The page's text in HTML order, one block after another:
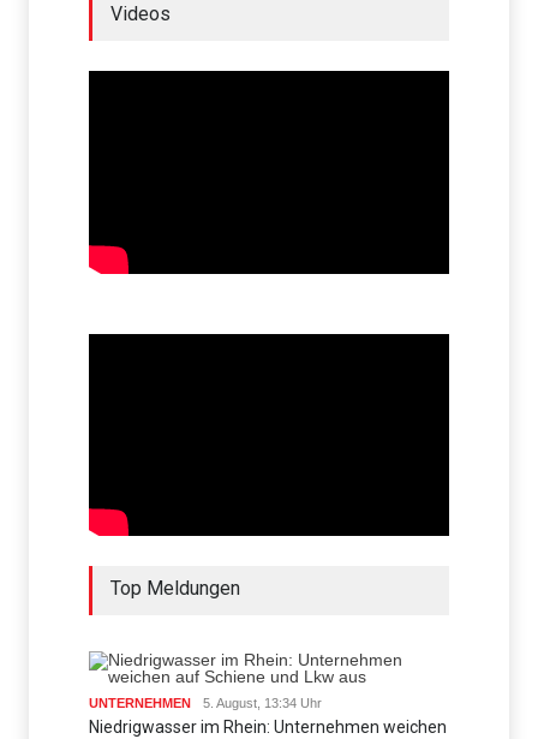
Videos
Top Meldungen
UNTERNEHMEN 5. August, 13:34 Uhr
Niedrigwasser im Rhein: Unternehmen weichen